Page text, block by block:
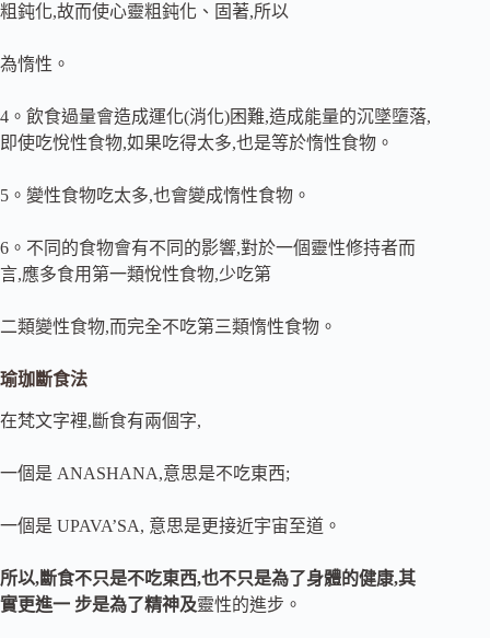
粗鈍化,故而使心靈粗鈍化、固著,所以
為惰性。
4。飲食過量會造成運化(消化)困難,造成能量的沉墜墮落,
即使吃悅性食物,如果吃得太多,也是等於惰性食物。
5。變性食物吃太多,也會變成惰性食物。
6。不同的食物會有不同的影響,對於一個靈性修持者而
言,應多食用第一類悅性食物,少吃第
二類變性食物,而完全不吃第三類惰性食物。
瑜珈斷食法
在梵文字裡,斷食有兩個字,
一個是 ANASHANA,意思是不吃東西;
一個是 UPAVA’SA, 意思是更接近宇宙至道。
所以,斷食不只是不吃東西,也不只是為了身體的健康,其
實更進一 步是為了精神及靈性的進步。